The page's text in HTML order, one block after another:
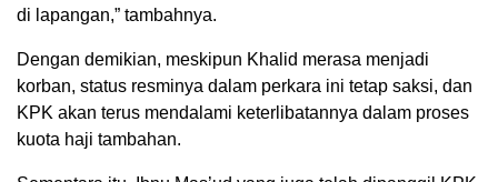
di lapangan,” tambahnya.
Dengan demikian, meskipun Khalid merasa menjadi
korban, status resminya dalam perkara ini tetap saksi, dan
KPK akan terus mendalami keterlibatannya dalam proses
kuota haji tambahan.